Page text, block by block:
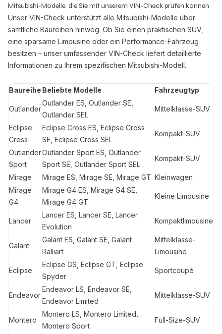
Mitsubishi-Modelle, die Sie mit unserem VIN-Check prüfen können
Unser VIN-Check unterstützt alle Mitsubishi-Modelle über
sämtliche Baureihen hinweg. Ob Sie einen praktischen SUV,
eine sparsame Limousine oder ein Performance-Fahrzeug
besitzen – unser umfassender VIN-Check liefert detaillierte
Informationen zu Ihrem spezifischen Mitsubishi-Modell.
Baureihe Beliebte Modelle Fahrzeugtyp
Outlander
Outlander ES, Outlander SE,
Outlander SEL
Mittelklasse-SUV
Eclipse
Cross
Eclipse Cross ES, Eclipse Cross
SE, Eclipse Cross SEL
Kompakt-SUV
Outlander
Sport
Outlander Sport ES, Outlander
Sport SE, Outlander Sport SEL
Kompakt-SUV
Mirage Mirage ES, Mirage SE, Mirage GT Kleinwagen
Mirage
G4
Mirage G4 ES, Mirage G4 SE,
Mirage G4 GT
Kleine Limousine
Lancer
Lancer ES, Lancer SE, Lancer
Evolution
Kompaktlimousine
Galant
Galant ES, Galant SE, Galant
Ralliart
Mittelklasse-
Limousine
Eclipse
Eclipse GS, Eclipse GT, Eclipse
Spyder
Sportcoupé
Endeavor
Endeavor LS, Endeavor SE,
Endeavor Limited
Mittelklasse-SUV
Montero
Montero LS, Montero Limited,
Montero Sport
Full-Size-SUV